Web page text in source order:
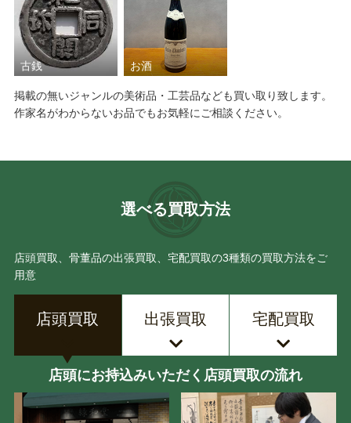
古銭 お酒
掲載の無いジャンルの美術品・工芸品なども買い取り致します。
作家名がわからないお品でもお気軽にご相談ください。
選べる買取方法
店頭買取、骨董品の出張買取、宅配買取の3種類の買取方法をご
用意
店頭買取 出張買取 宅配買取
店頭にお持込みいただく店頭買取の流れ